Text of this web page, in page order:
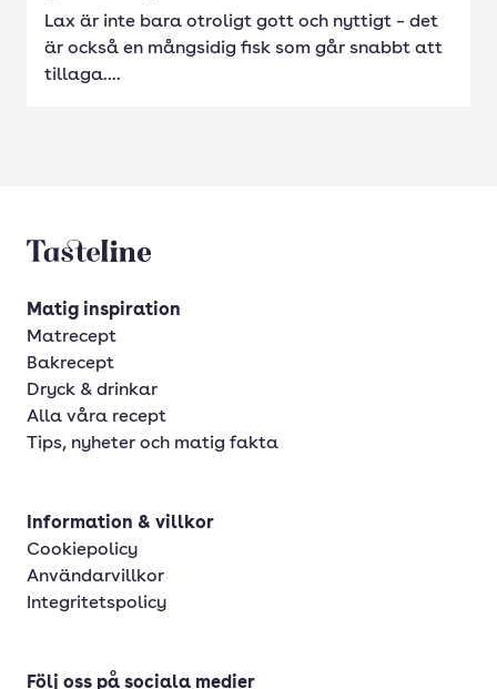
Lax är inte bara otroligt gott och nyttigt – det
är också en mångsidig fisk som går snabbt att
tillaga....
Tasteline startsida
Matig inspiration
Matrecept
Bakrecept
Dryck & drinkar
Alla våra recept
Tips, nyheter och matig fakta
Information & villkor
Cookiepolicy
Användarvillkor
Integritetspolicy
Följ oss på sociala medier